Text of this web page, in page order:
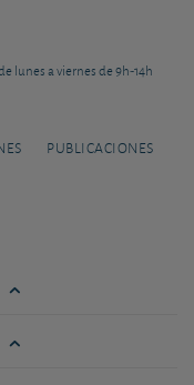
lunes a viernes de 9h-14h
PUBLICACIONES